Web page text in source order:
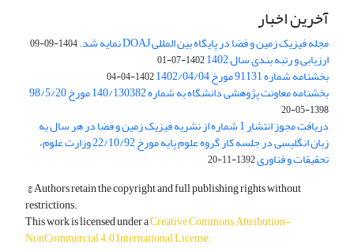
آخرین اخبار
مجله فیزیک زمین و فضا در پایگاه بین المللی DOAJ نمایه شد. 1404-09-09
ارزیابی و رتبه بندی سال 1402 1402-07-01
بخشنامه شماره 91131 مورخ 1402/04/04 1402-04-04
بخشنامه معاونت پژوهشی دانشگاه به شماره 140/130382 مورخ 98/5/20
1398-05-20
دریافت مجوز انتشار 1 شماره از نشریه فیزیک زمین و فضا در هر سال به
زبان انگلیسی در جلسه کار گروه علوم پایه مورخ 22/10/92 وزارت علوم،
تحقیقات و فناوری1392-11-20
© Authors retain the copyright and full publishing rights without
restrictions.
This work is licensed under aCreative Commons Attribution-
NonCommercial 4.0 International License.